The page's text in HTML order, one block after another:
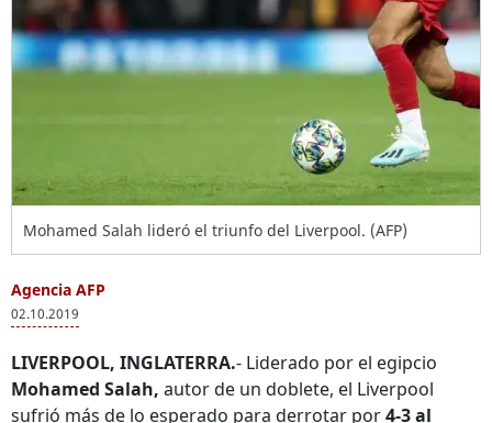
Mohamed Salah lideró el triunfo del Liverpool. (AFP)
Agencia AFP
02.10.2019
LIVERPOOL, INGLATERRA.- Liderado por el egipcio
Mohamed Salah, autor de un doblete, el Liverpool
sufrió más de lo esperado para derrotar por4-3 al